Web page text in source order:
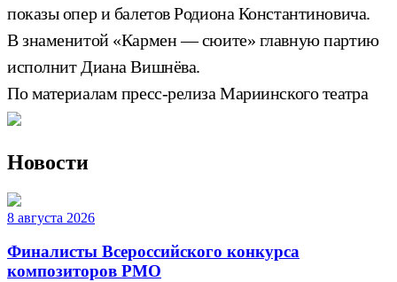
показы опер и балетов Родиона Константиновича.
В знаменитой «Кармен — сюите» главную партию
исполнит Диана Вишнёва.
По материалам пресс-релиза Мариинского театра
Новости
8 августа 2026
Финалисты Всероссийского конкурса
композиторов РМО